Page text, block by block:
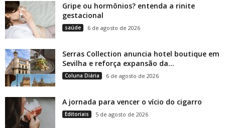
Gripe ou hormônios? entenda a rinite
gestacional
saúde 6 de agosto de 2026
Serras Collection anuncia hotel boutique em
Sevilha e reforça expansão da...
Coluna Diária 6 de agosto de 2026
A jornada para vencer o vício do cigarro
Editoriais 5 de agosto de 2026